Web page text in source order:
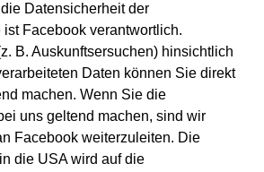
die Datensicherheit der
Facebook verantwortlich.
B. Auskunftsersuchen) hinsichtlich
Daten können Sie direkt
machen. Wenn Sie die
uns geltend machen, sind wir
Facebook weiterzuleiten. Die
die USA wird auf die